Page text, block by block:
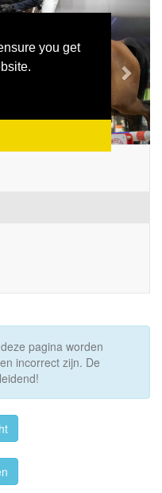
you get
Next
pagina worden
incorrect zijn. De